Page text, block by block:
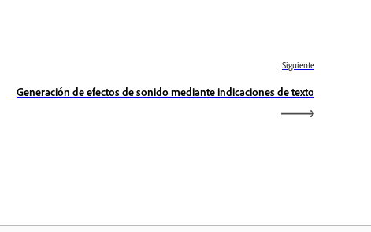
Siguiente
Generación de efectos de sonido mediante indicaciones de texto